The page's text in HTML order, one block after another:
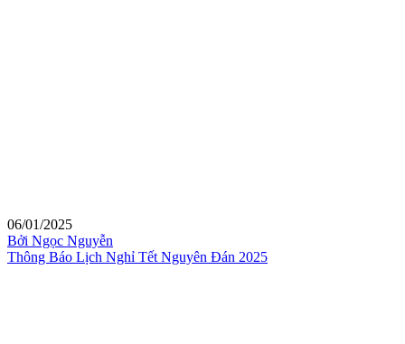
06/01/2025
Bởi Ngọc Nguyễn
Thông Báo Lịch Nghỉ Tết Nguyên Đán 2025